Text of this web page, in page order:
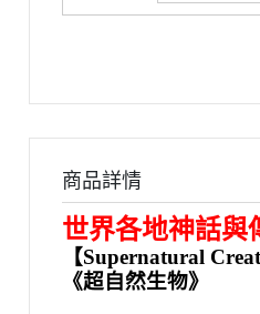
商品詳情
世界各地神話與
【Supernatural
《超自然生物》